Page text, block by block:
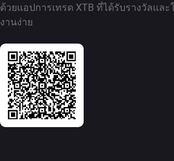
ด้วยแอปการเทรด XTB ที่ได้รับรางวัลและ
งานง่าย